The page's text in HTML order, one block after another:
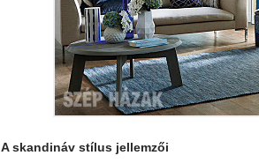
A skandináv stílus jellemzői